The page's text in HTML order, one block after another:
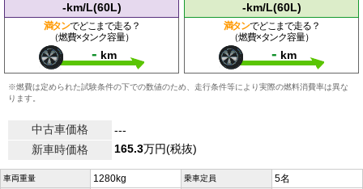
-km/L(60L)
満タンでどこまで走る？
（燃費×タンク容量）
- km
-km/L(60L)
満タンでどこまで走る？
（燃費×タンク容量）
- km
※燃費は定められた試験条件の下での数値のため、走行条件等により実際の燃料消費率は異な
ります。
中古車価格
---
新車時価格
165.3万円(税抜)
車両重量 1280kg 乗車定員 5名